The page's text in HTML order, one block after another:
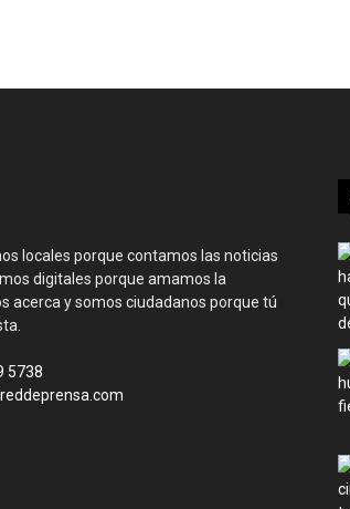
locales porque contamos las noticias
digitales porque amamos la
acerca y somos ciudadanos porque tú
5738